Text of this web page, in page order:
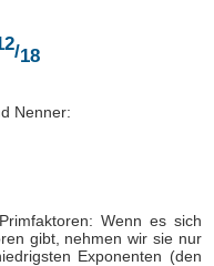
/18
Nenner:
Wenn es sich
gibt, nehmen wir sie nur
Exponenten (den